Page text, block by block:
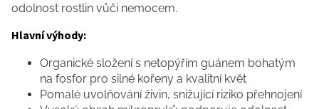
odolnost rostlin vůči nemocem.
Hlavní výhody:
Organické složení s netopýřím guánem bohatým
na fosfor pro silné kořeny a kvalitní květ
Pomalé uvolňování živin, snižující riziko přehnojení